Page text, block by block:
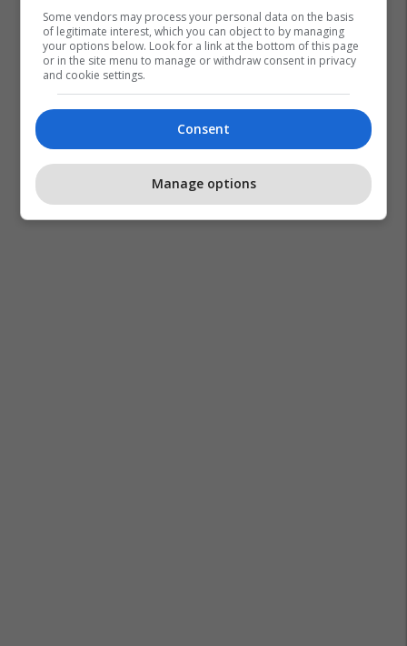
Some vendors may process your personal data on the basis
of legitimate interest, which you can object to by managing
your options below. Look for a link at the bottom of this page
or in the site menu to manage or withdraw consent in privacy
and cookie settings.
Consent
Manage options